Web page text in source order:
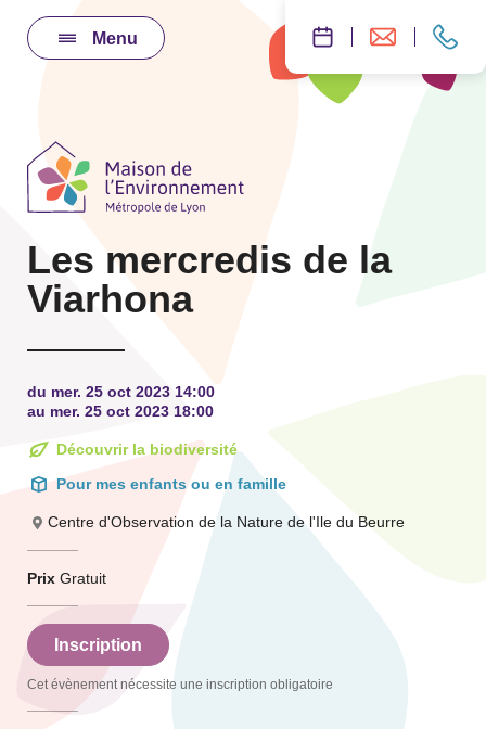
Menu
Les mercredis de la
Viarhona
du mer. 25 oct 2023 14:00
au mer. 25 oct 2023 18:00
Découvrir la biodiversité
Pour mes enfants ou en famille
Centre d'Observation de la Nature de l'Ile du Beurre
Prix Gratuit
Inscription
Cet évènement nécessite une inscription obligatoire